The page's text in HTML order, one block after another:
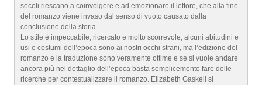
secoli riescano a coinvolgere e ad emozionare il lettore, che alla fine
del romanzo viene invaso dal senso di vuoto causato dalla
conclusione della storia.
Lo stile è impeccabile, ricercato e molto scorrevole, alcuni abitudini e
usi e costumi dell’epoca sono ai nostri occhi strani, ma l’edizione del
romanzo e la traduzione sono veramente ottime e se si vuole andare
ancora più nel dettaglio dell’epoca basta semplicemente fare delle
ricerche per contestualizzare il romanzo. Elizabeth Gaskell si